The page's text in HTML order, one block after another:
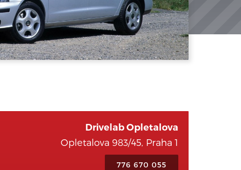
Drivelab Opletalova
Opletalova 983/45, Praha 1
776 670 055